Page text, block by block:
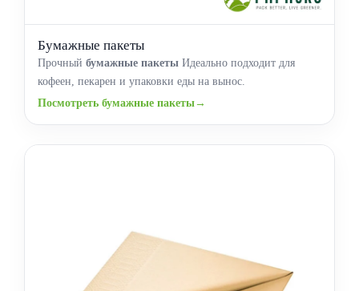
Бумажные пакеты
Прочныйбумажные пакеты Идеально подходит для
кофеен, пекарен и упаковки еды на вынос.
Посмотреть бумажные пакеты